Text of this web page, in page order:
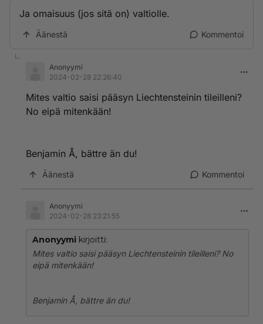
Ja omaisuus (jos sitä on) valtiolle.
Äänestä Kommentoi
Anonyymi
2024-02-28 22:26:40
Mites valtio saisi pääsyn Liechtensteinin tileilleni?
No eipä mitenkään!
Benjamin Å, bättre än du!
Äänestä Kommentoi
Anonyymi
2024-02-28 23:21:55
Anonyymi kirjoitti:
Mites valtio saisi pääsyn Liechtensteinin tileilleni? No
eipä mitenkään!
Benjamin Å, bättre än du!